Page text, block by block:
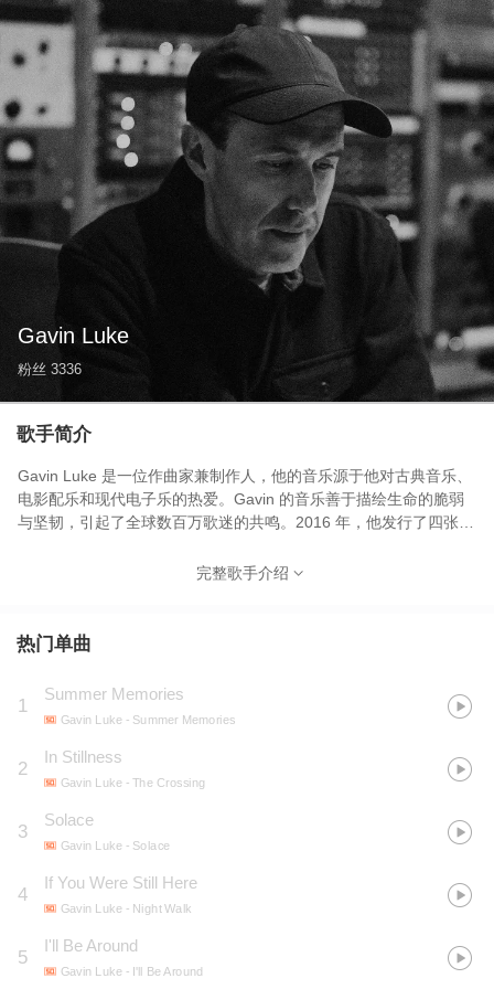
Gavin Luke
粉丝 3336
歌手简介
Gavin Luke 是一位作曲家兼制作人，他的音乐源于他对古典音乐、
电影配乐和现代电子乐的热爱。Gavin 的音乐善于描绘生命的脆弱
与坚韧，引起了全球数百万歌迷的共鸣。2016 年，他发行了四张专
获得了超过 5500 万次播放。2020 年和 2021 年，他发行了多张
母和祖母的脚步，开始学习古典钢琴。童年时期，加文不仅练习，
作品。这种创作天赋贯穿了他的整个教育历程，他曾在众多乐队演
奏，同时也熟悉了电影配乐和音乐制作的细微差别。
完整歌手介绍
热门单曲
1
Summer Memories
Gavin Luke - Summer Memories
2
In Stillness
Gavin Luke - The Crossing
3
Solace
Gavin Luke - Solace
4
If You Were Still Here
Gavin Luke - Night Walk
5
I'll Be Around
Gavin Luke - I'll Be Around